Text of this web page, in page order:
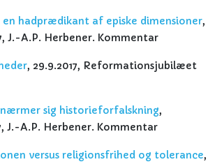
en hadprædikant af episke dimensioner,
J.-A.P. Herbener. Kommentar
, 29.9.2017, Reformationsjubilæet
sig historieforfalskning,
J.-A.P. Herbener. Kommentar
versus religionsfrihed og tolerance,